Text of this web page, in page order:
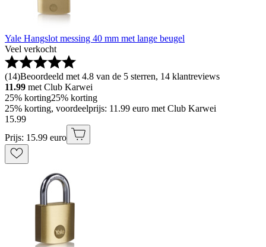
Yale Hangslot messing 40 mm met lange beugel
Veel verkocht
(14)Beoordeeld met 4.8 van de 5 sterren, 14 klantreviews
11.99 met Club Karwei
25% korting25% korting
25% korting, voordeelprijs: 11.99 euro met Club Karwei
15.99
Prijs: 15.99 euro